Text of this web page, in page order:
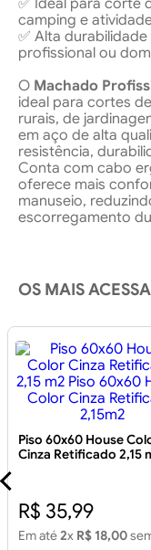
✅ Ideal para corte
camping e
✅ Alta
profissional ou
O Machado
ideal para cortes
rurais, de
em aço de alta
resistência,
Conta com cabo
oferece mais
manuseio,
escorregamento
OS MAIS
Piso 60x60 House
Cinza Retificado 2,15
R$ 35,99
Em até2x R$ 18,00